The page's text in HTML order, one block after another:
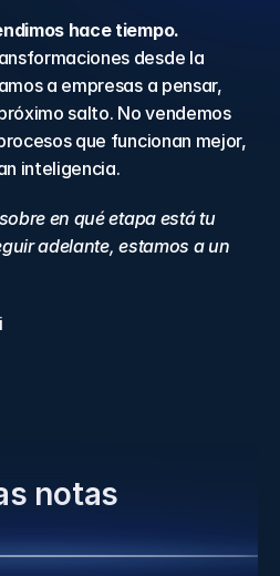
desde la
a empresas a pensar,
salto. No vendemos
que funcionan mejor,
inteligencia.
en qué etapa está tu
adelante, estamos a un
notas